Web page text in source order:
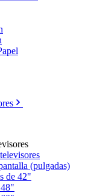
(pulgadas)
de 42"